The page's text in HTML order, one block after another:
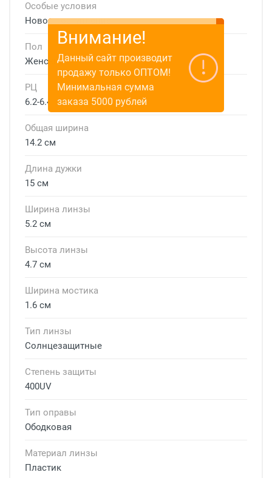
Особые условия
Новое поступление
Пол
Женские
РЦ
6.2-6.4 см
Общая ширина
14.2 см
Длина дужки
15 см
Ширина линзы
5.2 см
Высота линзы
4.7 см
Ширина мостика
1.6 см
Тип линзы
Солнцезащитные
Степень защиты
400UV
Тип оправы
Ободковая
Материал линзы
Пластик
Внимание!
Данный сайт производит
продажу только ОПТОМ!
Минимальная сумма
заказа 5000 рублей